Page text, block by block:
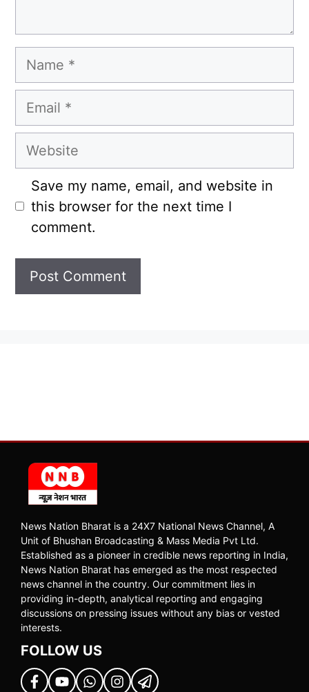
Name
Email
Website
Save my name, email, and website in
this browser for the next time I
comment.
News Nation Bharat is a 24X7 National News Channel, A
Unit of Bhushan Broadcasting & Mass Media Pvt Ltd.
Established as a pioneer in credible news reporting in India,
News Nation Bharat has emerged as the most respected
news channel in the country. Our commitment lies in
providing in-depth, analytical reporting and engaging
discussions on pressing issues without any bias or vested
interests.
FOLLOW US